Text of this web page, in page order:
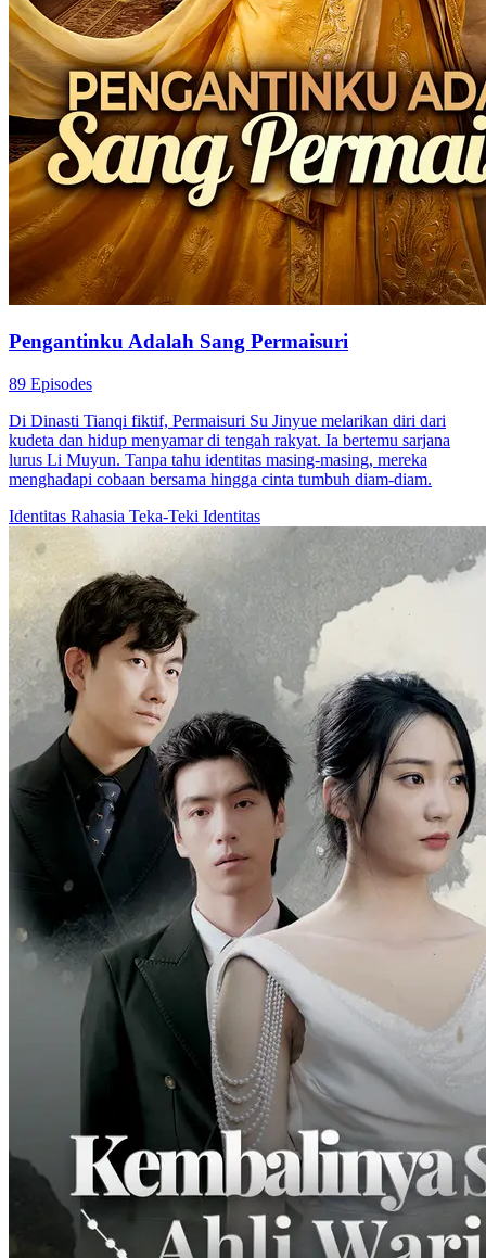
Pengantinku Adalah Sang Permaisuri
89 Episodes
Di Dinasti Tianqi fiktif, Permaisuri Su Jinyue melarikan diri dari
kudeta dan hidup menyamar di tengah rakyat. Ia bertemu sarjana
lurus Li Muyun. Tanpa tahu identitas masing-masing, mereka
menghadapi cobaan bersama hingga cinta tumbuh diam-diam.
Identitas Rahasia Teka-Teki Identitas